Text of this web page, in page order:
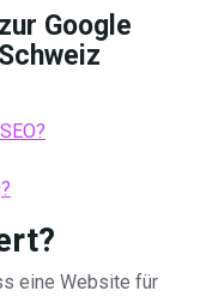
Google
eine Website für